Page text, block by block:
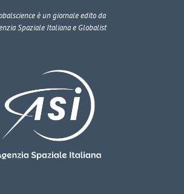
è un giornale edito da
Spaziale Italiana e Globalist